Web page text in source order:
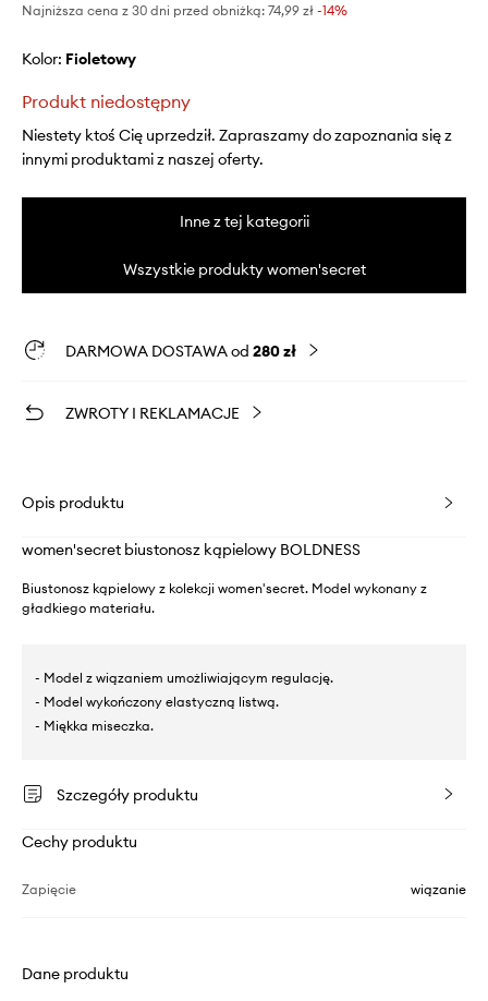
Najniższa cena z 30 dni przed obniżką: 74,99 zł -14%
Kolor: fioletowy
Produkt niedostępny
Niestety ktoś Cię uprzedził. Zapraszamy do zapoznania się z
innymi produktami z naszej oferty.
Inne z tej kategorii
Wszystkie produkty women'secret
DARMOWA DOSTAWA od 280 zł
ZWROTY I REKLAMACJE
Opis produktu
women'secret biustonosz kąpielowy BOLDNESS
Biustonosz kąpielowy z kolekcji women'secret. Model wykonany z
gładkiego materiału.
- Model z wiązaniem umożliwiającym regulację.
- Model wykończony elastyczną listwą.
- Miękka miseczka.
Szczegóły produktu
Cechy produktu
Zapięcie wiązanie
Dane produktu